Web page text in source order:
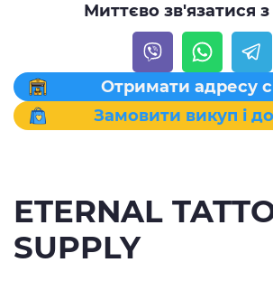
Миттєво зв'язатися
Отримати адресу
Замовити викуп і
ETERNAL
SUPPLY